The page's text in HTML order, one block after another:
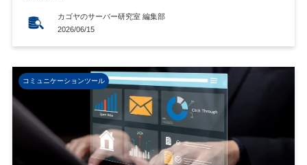
カゴヤのサーバー研究室 編集部
2026/06/15
コミュニケーションツール